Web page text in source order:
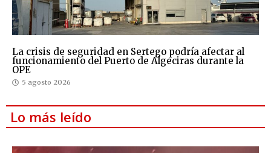
La crisis de seguridad en Sertego podría afectar al
funcionamiento del Puerto de Algeciras durante la
OPE
5 agosto 2026
Lo más leído